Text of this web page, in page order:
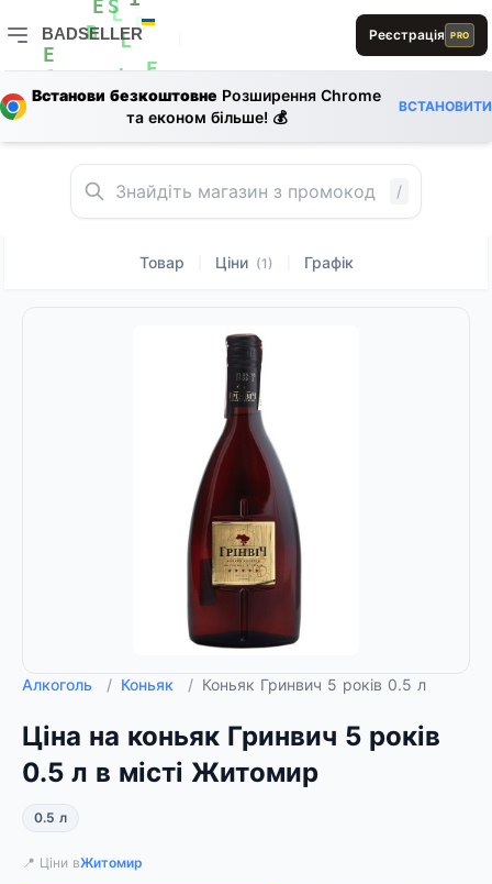
L
S
E
E
1
1
L
B
S
E
BADSELLER
BADSELLER — порівняння цін і знижки
Реєстрація PRO
Встанови безкоштовне Розширення Chrome
та економ більше! 💰
ВСТАНОВИТИ
/
Товар Ціни (1) Графік
Алкоголь / Коньяк / Коньяк Гринвич 5 років 0.5 л
Ціна на коньяк Гринвич 5 років
0.5 л в місті Житомир
0.5 л
📍 Ціни вЖитомир